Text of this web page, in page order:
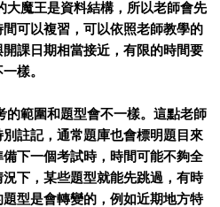
大魔王是資料結構，所以老師會先
可以複習，可以依照老師教學的
課日期相當接近，有限的時間要
樣。
的範圍和題型會不一樣。這點老師
註記，通常題庫也會標明題目來
下一個考試時，時間可能不夠全
下，某些題型就能先跳過，有時
型是會轉變的，例如近期地方特